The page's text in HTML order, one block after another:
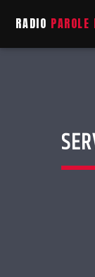
RADIO PAROLE